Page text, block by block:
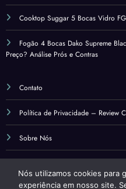
Cooktop Suggar 5 Bocas Vidro
Fogão 4 Bocas Dako Supreme
Preço? Análise Prós e Contras
Contato
Política de Privacidade – Review
Sobre Nós
Nós utilizamos cookies para
experiência em nosso site.